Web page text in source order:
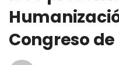
Congreso